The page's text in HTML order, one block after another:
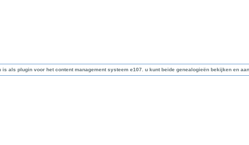
plugin voor het content management systeem e107. u kunt beide genealogieën bekijken en